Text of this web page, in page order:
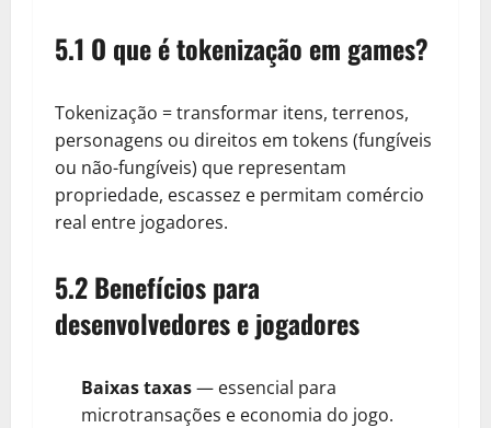
5.1 O que é tokenização em games?
Tokenização = transformar itens, terrenos,
personagens ou direitos em tokens (fungíveis
ou não-fungíveis) que representam
propriedade, escassez e permitam comércio
real entre jogadores.
5.2 Benefícios para
desenvolvedores e jogadores
Baixas taxas— essencial para
microtransações e economia do jogo.